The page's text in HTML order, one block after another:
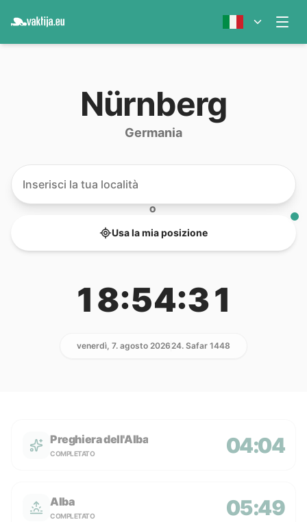
Nürnberg
Germania
O
Usa la mia posizione
18:54:31
venerdì, 7. agosto 202624. Safar 1448
Preghiera dell'Alba
COMPLETATO 04:04
Alba
COMPLETATO 05:49